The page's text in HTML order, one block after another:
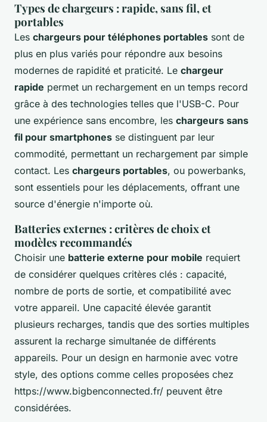
Types de chargeurs : rapide, sans fil, et
portables
Les chargeurs pour téléphones portables sont de
plus en plus variés pour répondre aux besoins
modernes de rapidité et praticité. Le chargeur
rapide permet un rechargement en un temps record
grâce à des technologies telles que l'USB-C. Pour
une expérience sans encombre, les chargeurs sans
fil pour smartphones se distinguent par leur
commodité, permettant un rechargement par simple
contact. Les chargeurs portables, ou powerbanks,
sont essentiels pour les déplacements, offrant une
source d'énergie n'importe où.
Batteries externes : critères de choix et
modèles recommandés
Choisir une batterie externe pour mobile requiert
de considérer quelques critères clés : capacité,
nombre de ports de sortie, et compatibilité avec
votre appareil. Une capacité élevée garantit
plusieurs recharges, tandis que des sorties multiples
assurent la recharge simultanée de différents
appareils. Pour un design en harmonie avec votre
style, des options comme celles proposées chez
https://www.bigbenconnected.fr/ peuvent être
considérées.